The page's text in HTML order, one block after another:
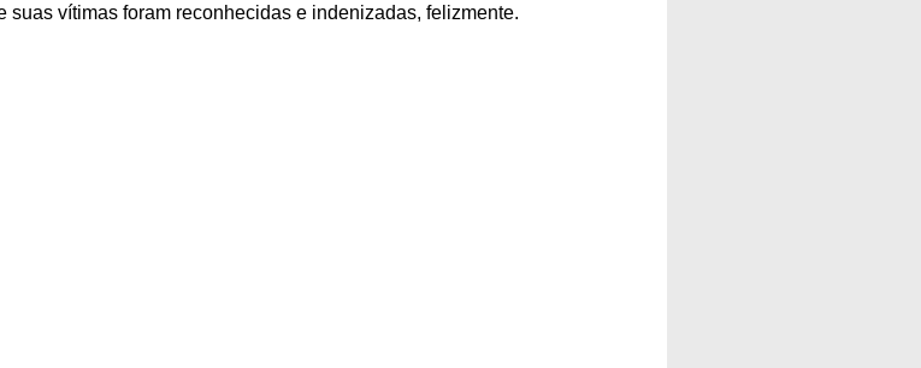
suas vítimas foram reconhecidas e indenizadas, felizmente.